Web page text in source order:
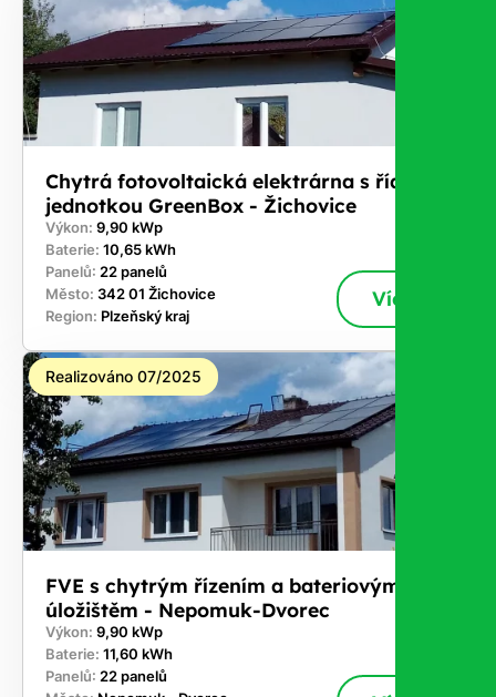
nestojí.
Chytrá fotovoltaická elektrárna s řídicí
jednotkou GreenBox - Žichovice
Výkon: 9,90 kWp
Baterie: 10,65 kWh
Panelů: 22 panelů
Město: 342 01 Žichovice
Region: Plzeňský kraj
Více
Realizováno 07/2025
FVE s chytrým řízením a bateriovým
úložištěm - Nepomuk-Dvorec
Výkon: 9,90 kWp
Baterie: 11,60 kWh
Panelů: 22 panelů